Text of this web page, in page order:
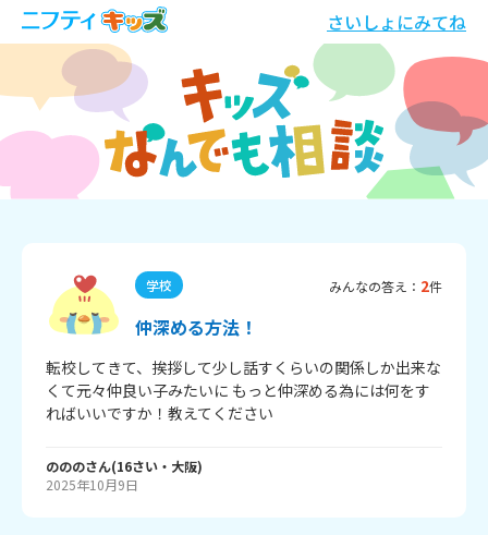
さいしょにみてね
学校 みんなの答え： 2件
仲深める方法！
転校してきて、挨拶して少し話すくらいの関係しか出来な
くて元々仲良い子みたいに もっと仲深める為には何をす
ればいいですか！教えてください
のののさん(16さい・ 大阪)
2025年10月9日